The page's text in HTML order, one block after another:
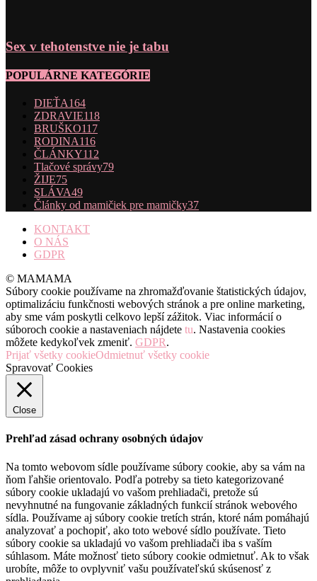
Sex v tehotenstve nie je tabu
POPULÁRNE KATEGÓRIE
DIEŤA164
ZDRAVIE118
BRUŠKO117
RODINA116
ČLÁNKY112
Tlačové správy79
ŽIJE75
SLÁVA49
Články od mamičiek pre mamičky37
KONTAKT
O NÁS
GDPR
© MAMAMA
Súbory cookie používame na zhromažďovanie štatistických údajov,
optimalizáciu funkčnosti webových stránok a pre online marketing,
aby sme vám poskytli celkovo lepší zážitok. Viac informácií o
súboroch cookie a nastaveniach nájdete tu. Nastavenia cookies
môžete kedykoľvek zmeniť. GDPR.
Prijať všetky cookieOdmietnuť všetky cookie
Spravovať Cookies
Close
Prehľad zásad ochrany osobných údajov
Na tomto webovom sídle používame súbory cookie, aby sa vám na
ňom ľahšie orientovalo. Podľa potreby sa tieto kategorizované
súbory cookie ukladajú vo vašom prehliadači, pretože sú
nevyhnutné na fungovanie základných funkcií stránok webového
sídla. Používame aj súbory cookie tretích strán, ktoré nám pomáhajú
analyzovať a pochopiť, ako toto webové sídlo používate. Tieto
súbory cookie sa ukladajú vo vašom prehliadači iba s vaším
súhlasom. Máte možnosť tieto súbory cookie odmietnuť. Ak to však
urobíte, môže to ovplyvniť vašu používateľskú skúsenosť z